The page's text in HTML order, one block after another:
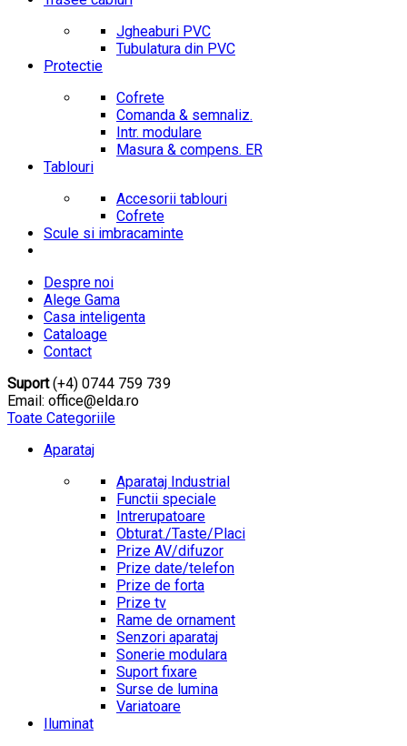
Jgheaburi PVC
Tubulatura din PVC
Protectie
Cofrete
Comanda & semnaliz.
Intr. modulare
Masura & compens. ER
Tablouri
Accesorii tablouri
Cofrete
Scule si imbracaminte
Despre noi
Alege Gama
Casa inteligenta
Cataloage
Contact
Suport(+4) 0744 759 739
Email: office@elda.ro
Toate Categoriile
Aparataj
Aparataj Industrial
Functii speciale
Intrerupatoare
Obturat./Taste/Placi
Prize AV/difuzor
Prize date/telefon
Prize de forta
Prize tv
Rame de ornament
Senzori aparataj
Sonerie modulara
Suport fixare
Surse de lumina
Variatoare
Iluminat